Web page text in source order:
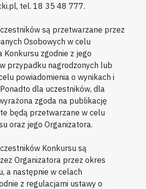
tel. 18 35 48 777.
są przetwarzane przez
Osobowych w celu
Konkursu zgodnie z jego
przypadku nagrodzonych lub
powiadomienia o wynikach i
dla uczestników, dla
zgoda na publikację
będą przetwarzane w celu
oraz jego Organizatora.
Konkursu są
Organizatora przez okres
a następnie w celach
z regulacjami ustawy o